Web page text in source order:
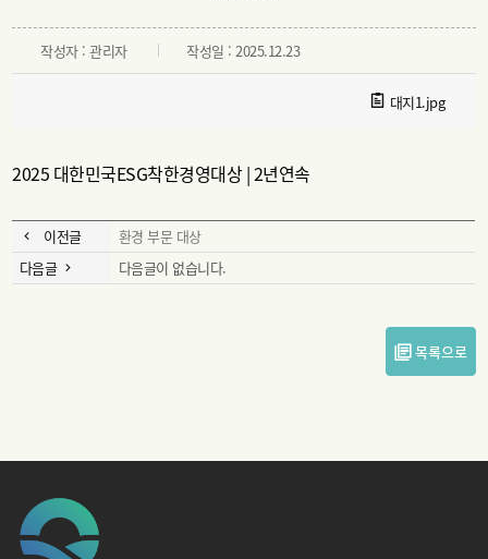
작성자 : 관리자 작성일 : 2025.12.23
대지1.jpg
2025 대한민국ESG착한경영대상 | 2년연속
이전글
환경 부문 대상
다음글
다음글이 없습니다.
목록으로